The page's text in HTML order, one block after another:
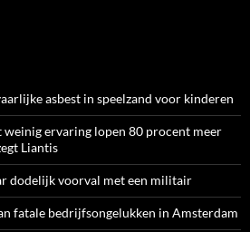
asbest in speelzand voor kinderen
ervaring lopen 80 procent meer
Liantis
dodelijk voorval met een militair
fatale bedrijfsongelukken in Amsterdam